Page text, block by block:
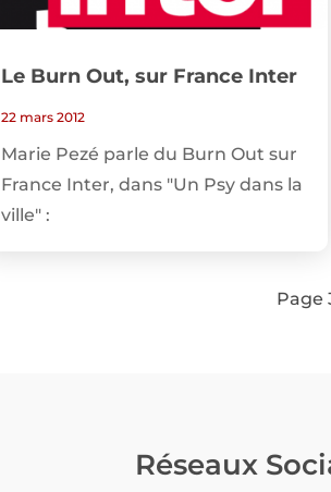
Le Burn Out, sur France Inter
22 mars 2012
Marie Pezé parle du Burn Out sur
France Inter, dans "Un Psy dans la
ville" :
Page
Réseaux